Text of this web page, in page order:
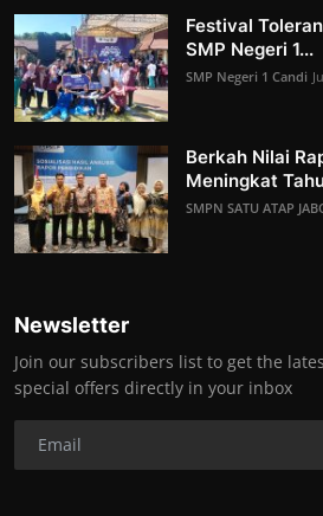
Festival
SMP Negeri 1...
SMP Negeri 1 Candi
Berkah Nilai
Meningkat
SMPN SATU ATAP
Newsletter
Join our subscribers list to get the
special offers directly in your inbox